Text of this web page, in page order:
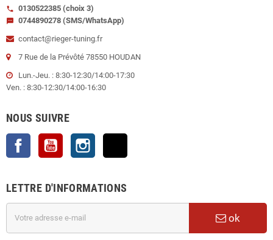
call 0130522385 (choix 3)
sms
0744890278 (SMS/WhatsApp)
contact@rieger-tuning.fr
7 Rue de la Prévôté 78550 HOUDAN
Lun.-Jeu. : 8:30-12:30/14:00-17:30
Ven. : 8:30-12:30/14:00-16:30
NOUS SUIVRE
Facebook YouTube Instagram
LETTRE D'INFORMATIONS
ok